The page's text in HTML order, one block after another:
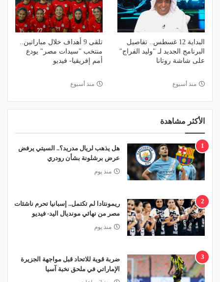
البداية 12 غسطس.. تفاصيل
البرنامج الجديد لـ "وليد الفراج"
على شاشة روتانا
منذ أسبوع
تلقى 9 أهداف خلال مباراتين..
منتخب "سيدات مصر" يودع
أمم إفريقيا- فيديو
منذ أسبوع
الأكثر مشاهدة
1
هل يذهب لريال مدريد؟.. السيتي يرفض
عرض برشلونة بشأن رودري
منذ يوم
2
ريمونتادا لم تكتمل.. إسبانيا تحرم ناشئات
مصر من نهائي مونديال اليد- فيديو
منذ يوم
3
ضربة قوية للاتحاد قبل مواجهة الجزيرة
الإماراتي في ملحق نخبة آسيا